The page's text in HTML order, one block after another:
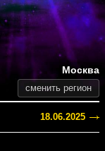
Москва
сменить регион
18.06.2025